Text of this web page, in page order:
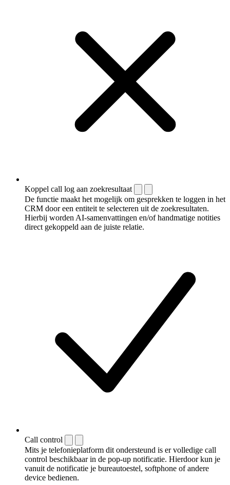
Koppel call log aan zoekresultaat
De functie maakt het mogelijk om gesprekken te loggen in het
CRM door een entiteit te selecteren uit de zoekresultaten.
Hierbij worden AI-samenvattingen en/of handmatige notities
direct gekoppeld aan de juiste relatie.
Call control
Mits je telefonieplatform dit ondersteund is er volledige call
control beschikbaar in de pop-up notificatie. Hierdoor kun je
vanuit de notificatie je bureautoestel, softphone of andere
device bedienen.